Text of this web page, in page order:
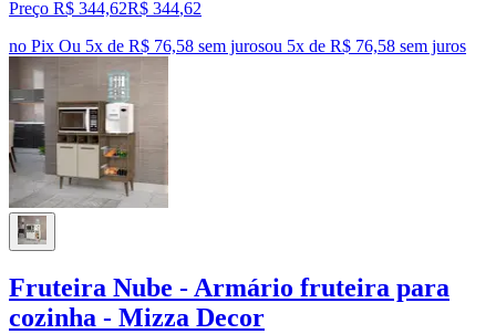
Preço R$ 344,62R$ 344,62
no Pix Ou 5x de R$ 76,58 sem jurosou 5x de R$ 76,58 sem juros
Fruteira Nube - Armário fruteira para
cozinha - Mizza Decor